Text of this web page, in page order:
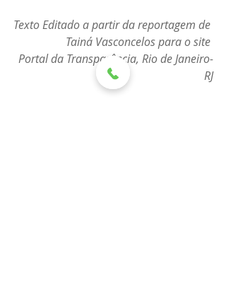
Texto Editado a partir da reportagem de
Tainá Vasconcelos para o site
Portal da Transparência, Rio de Janeiro-
RJ